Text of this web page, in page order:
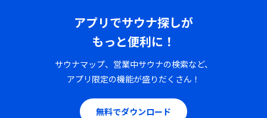
アプリでサウナ探しが
もっと便利に！
サウナマップ、営業中サウナの検索など、
アプリ限定の機能が盛りだくさん！
無料でダウンロード